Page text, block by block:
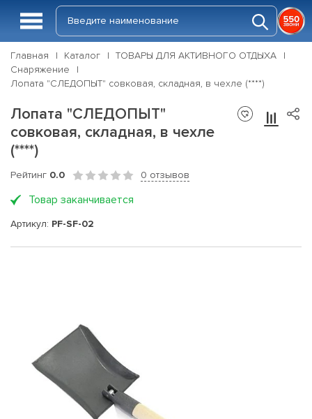
Главная Каталог
ТОВАРЫ ДЛЯ АКТИВНОГО ОТДЫХА
Снаряжение
Лопата "СЛЕДОПЫТ" совковая, складная, в чехле (****)
Лопата "СЛЕДОПЫТ"
совковая, складная, в чехле
(****)
Рейтинг 0.0 0 отзывов
Товар заканчивается
Артикул: PF-SF-02